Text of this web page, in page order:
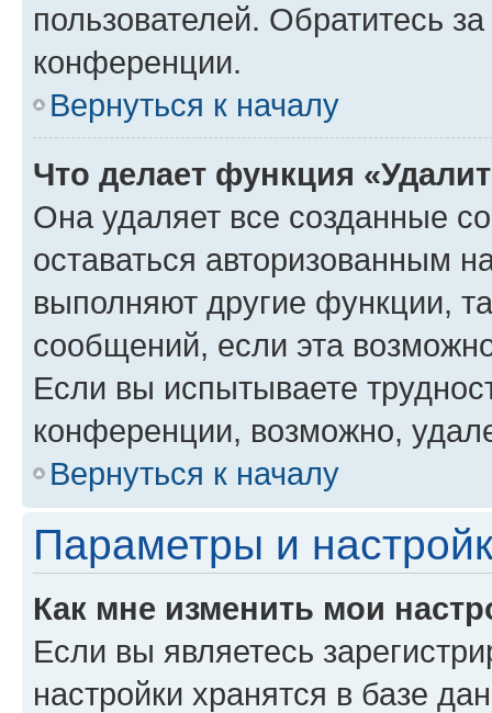
пользователей. Обратитесь
конференции.
Вернуться к началу
Что делает функция
Она удаляет все созданные
оставаться авторизованным
выполняют другие функции,
сообщений, если эта
Если вы испытываете
конференции, возможно,
Вернуться к началу
Параметры и
Как мне изменить мои
Если вы являетесь
настройки хранятся в базе